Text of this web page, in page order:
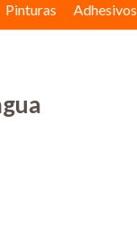
Pinturas Adhesivos